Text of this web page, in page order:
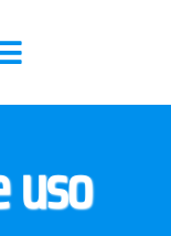
QUIENES SOMOS
uso